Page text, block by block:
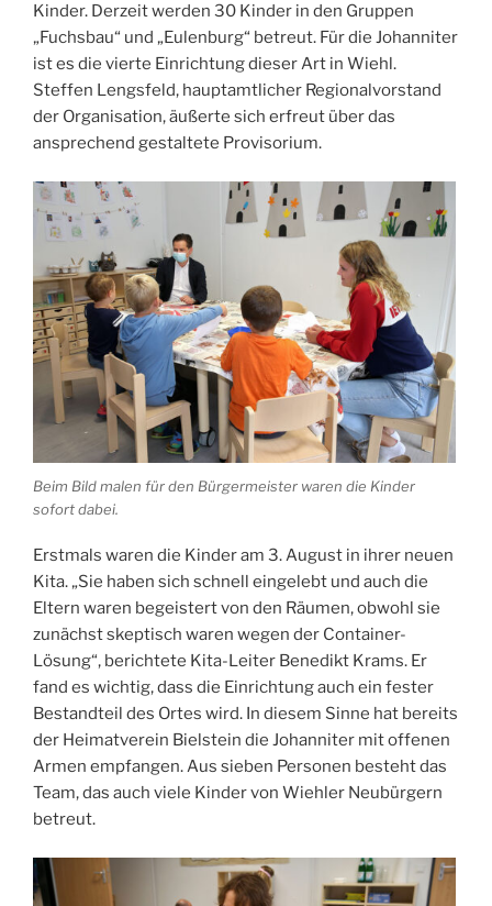
Kinder. Derzeit werden 30 Kinder in den Gruppen
„Fuchsbau“ und „Eulenburg“ betreut. Für die Johanniter
ist es die vierte Einrichtung dieser Art in Wiehl.
Steffen Lengsfeld, hauptamtlicher Regionalvorstand
der Organisation, äußerte sich erfreut über das
ansprechend gestaltete Provisorium.
Beim Bild malen für den Bürgermeister waren die Kinder
sofort dabei.
Erstmals waren die Kinder am 3. August in ihrer neuen
Kita. „Sie haben sich schnell eingelebt und auch die
Eltern waren begeistert von den Räumen, obwohl sie
zunächst skeptisch waren wegen der Container-
Lösung“, berichtete Kita-Leiter Benedikt Krams. Er
fand es wichtig, dass die Einrichtung auch ein fester
Bestandteil des Ortes wird. In diesem Sinne hat bereits
der Heimatverein Bielstein die Johanniter mit offenen
Armen empfangen. Aus sieben Personen besteht das
Team, das auch viele Kinder von Wiehler Neubürgern
betreut.